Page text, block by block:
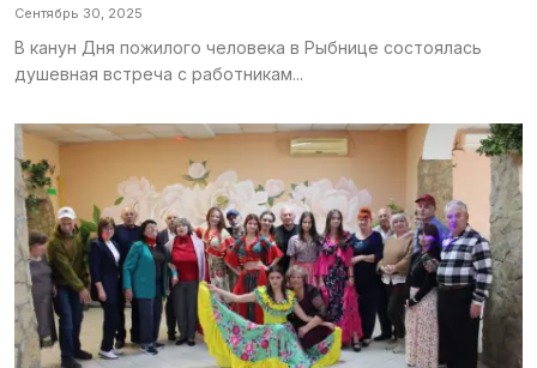
Сентябрь 30, 2025
В канун Дня пожилого человека в Рыбнице состоялась
душевная встреча с работникам...